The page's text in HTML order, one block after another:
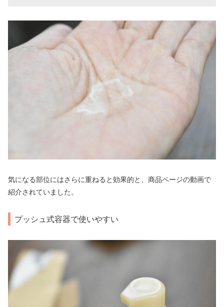
気になる部位にはさらに重ねると効果的と、商品ページの動画で
紹介されていました。
プッシュ式容器で使いやすい